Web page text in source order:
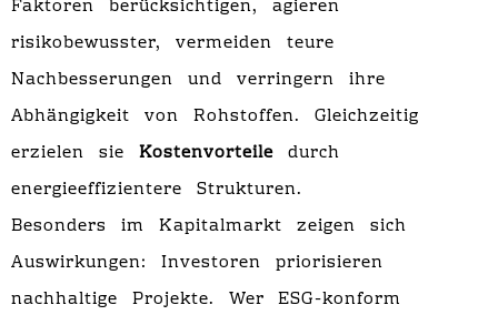
Faktoren berücksichtigen, agieren
risikobewusster, vermeiden teure
Nachbesserungen und verringern ihre
Abhängigkeit von Rohstoffen. Gleichzeitig
erzielen sie Kostenvorteile durch
energieeffizientere Strukturen.
Besonders im Kapitalmarkt zeigen sich
Auswirkungen: Investoren priorisieren
nachhaltige Projekte. Wer ESG-konform